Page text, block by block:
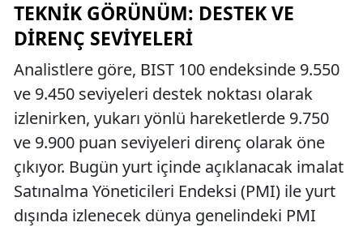
TEKNIK GÖRÜNÜM: DESTEK VE
DIRENÇ SEVIYELERI
Analistlere göre, BIST 100 endeksinde 9.550
ve 9.450 seviyeleri destek noktası olarak
izlenirken, yukarı yönlü hareketlerde 9.750
ve 9.900 puan seviyeleri direnç olarak öne
çıkıyor. Bugün yurt içinde açıklanacak imalat
Satınalma Yöneticileri Endeksi (PMI) ile yurt
dışında izlenecek dünya genelindeki PMI